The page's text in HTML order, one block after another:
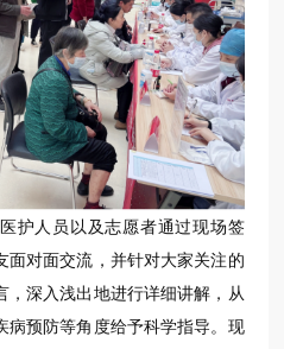
护人员以及志愿者通过现场签
面对面交流，并针对大家关注的
，深入浅出地进行详细讲解，从
病预防等角度给予科学指导。现